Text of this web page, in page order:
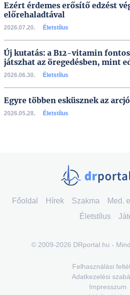
Ezért érdemes erősítő edzést
előrehaladtával
2026.07.20. Életstílus
Új kutatás: a B12-vitamin
játszhat az öregedésben, mint
2026.06.30. Életstílus
Egyre többen esküsznek az
2026.05.28. Életstílus
Főoldal Hírek Szakma Med.
Életstílus
© 2009-2026 DRportal.hu -
Felhasználási
Adatkezelési
Impresszum